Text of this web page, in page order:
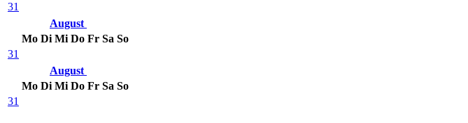
31
August
Mo Di Mi Do Fr Sa So
31
August
Mo Di Mi Do Fr Sa So
31